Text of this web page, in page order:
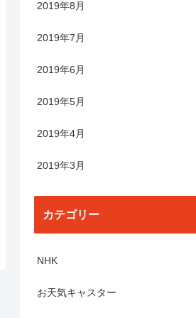
2019年8月
2019年7月
2019年6月
2019年5月
2019年4月
2019年3月
カテゴリー
NHK
お天気キャスター